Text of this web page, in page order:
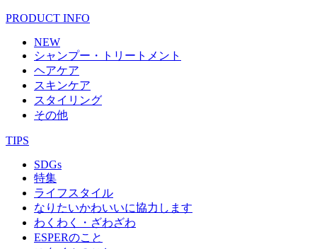
PRODUCT INFO
NEW
シャンプー・トリートメント
ヘアケア
スキンケア
スタイリング
その他
TIPS
SDGs
特集
ライフスタイル
なりたいかわいいに協力します
わくわく・ざわざわ
ESPERのこと